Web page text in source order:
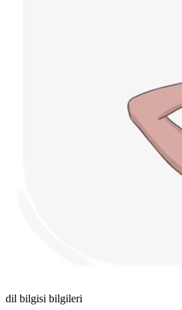
dil bilgisi bilgileri